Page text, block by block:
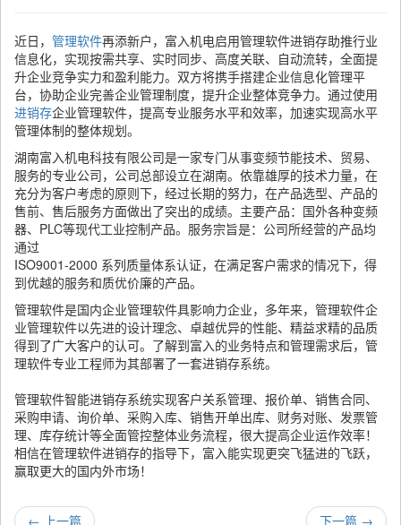
近日， 管理软件再添新户，富入机电启用管理软件进销存助推行业
信息化，实现按需共享、实时同步、高度关联、自动流转，全面提
升企业竞争实力和盈利能力。双方将携手搭建企业信息化管理平
台，协助企业完善企业管理制度，提升企业整体竞争力。通过使用
进销存企业管理软件，提高专业服务水平和效率，加速实现高水平
管理体制的整体规划。
湖南富入机电科技有限公司是一家专门从事变频节能技术、贸易、
服务的专业公司，公司总部设立在湖南。依靠雄厚的技术力量，在
充分为客户考虑的原则下，经过长期的努力，在产品选型、产品的
售前、售后服务方面做出了突出的成绩。主要产品：国外各种变频
器、PLC等现代工业控制产品。服务宗旨是：公司所经营的产品均
通过
ISO9001-2000 系列质量体系认证，在满足客户需求的情况下，得
到优越的服务和质优价廉的产品。
管理软件是国内企业管理软件具影响力企业，多年来，管理软件企
业管理软件以先进的设计理念、卓越优异的性能、精益求精的品质
得到了广大客户的认可。了解到富入的业务特点和管理需求后，管
理软件专业工程师为其部署了一套进销存系统。
管理软件智能进销存系统实现客户关系管理、报价单、销售合同、
采购申请、询价单、采购入库、销售开单出库、财务对账、发票管
理、库存统计等全面管控整体业务流程，很大提高企业运作效率！
相信在管理软件进销存的指导下，富入能实现更突飞猛进的飞跃，
赢取更大的国内外市场！
← 上一篇 下一篇 →